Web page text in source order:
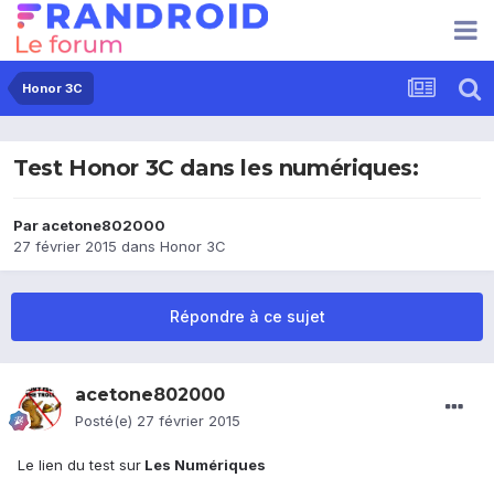
Honor 3C
Test Honor 3C dans les numériques:
Paracetone802000
27 février 2015 dans Honor 3C
Répondre à ce sujet
acetone802000
Posté(e) 27 février 2015
Le lien du test sur Les Numériques